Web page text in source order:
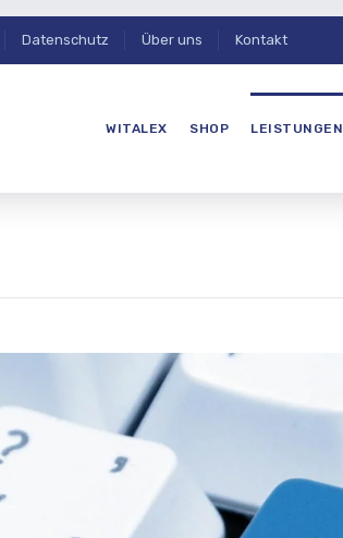
Datenschutz Über uns Kontakt
WITALEX SHOP LEISTUNGEN